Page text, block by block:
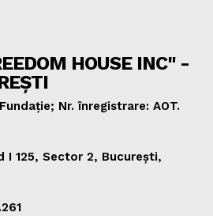
HOUSE INC" -
Nr. înregistrare: AOT.
I 125, Sector 2, București,